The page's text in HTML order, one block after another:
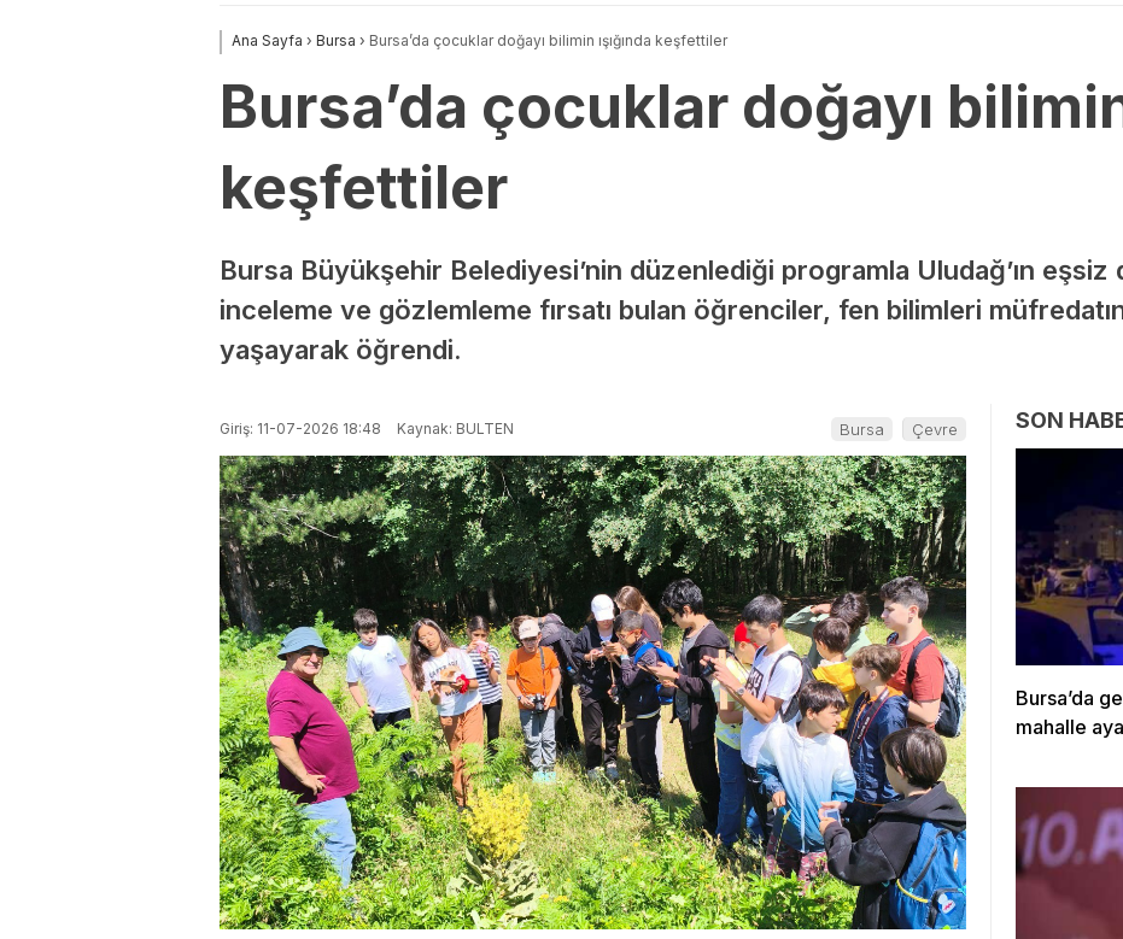
Ana Sayfa › Bursa › Bursa’da çocuklar doğayı bilimin ışığında keşfettiler
Bursa’da çocuklar doğayı bilimin
keşfettiler
Bursa Büyükşehir Belediyesi’nin düzenlediği programla Uludağ’ın eşsiz
inceleme ve gözlemleme fırsatı bulan öğrenciler, fen bilimleri
yaşayarak öğrendi.
Giriş: 11-07-2026 18:48 Kaynak: BULTEN Bursa Çevre SON
Bursa’da
mahalle